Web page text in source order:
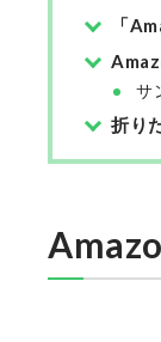
「
サ
折り